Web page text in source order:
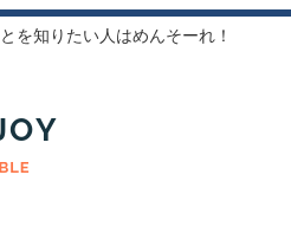
を知りたい人はめんそーれ！